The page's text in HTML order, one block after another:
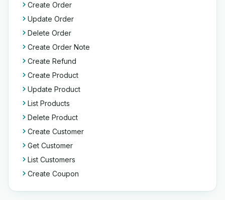
Create Order
Update Order
Delete Order
Create Order Note
Create Refund
Create Product
Update Product
List Products
Delete Product
Create Customer
Get Customer
List Customers
Create Coupon